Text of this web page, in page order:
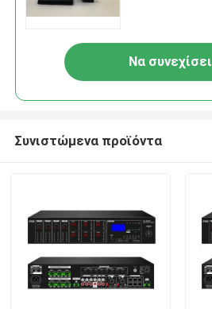
Να συνεχίσει
Συνιστώμενα προϊόντα